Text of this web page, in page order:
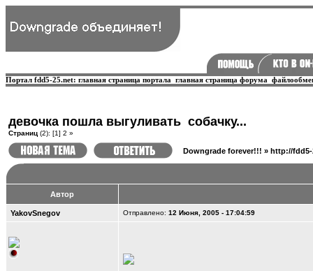
Портал fdd5-25.net: главная страница портала главная страница форума
девочка пошла выгуливать ­ собачку...
Страниц (2): [1] 2 »
Downgrade forever!!! » http://fdd5-
Автор
YakovSnegov Отправлено: 12 Июня, 2005 - 17:04:59